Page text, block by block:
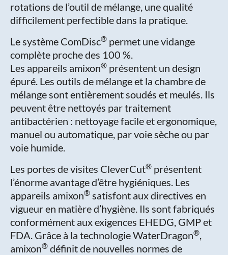
rotations de l’outil de mélange, une qualité
difficilement perfectible dans la pratique.
Le système ComDisc® permet une vidange
complète proche des 100 %.
Les appareils amixon® présentent un design
épuré. Les outils de mélange et la chambre de
mélange sont entièrement soudés et meulés. Ils
peuvent être nettoyés par traitement
antibactérien : nettoyage facile et ergonomique,
manuel ou automatique, par voie sèche ou par
voie humide.
Les portes de visites CleverCut® présentent
l’énorme avantage d’être hygiéniques. Les
appareils amixon® satisfont aux directives en
vigueur en matière d’hygiène. Ils sont fabriqués
conformément aux exigences EHEDG, GMP et
FDA. Grâce à la technologie WaterDragon®,
amixon® définit de nouvelles normes de